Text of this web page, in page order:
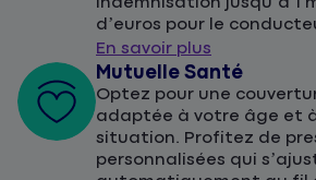
d’euros pour le
En savoir plus
Mutuelle Santé
Optez pour une
adaptée à votre âge et
situation. Profitez de
personnalisées qui